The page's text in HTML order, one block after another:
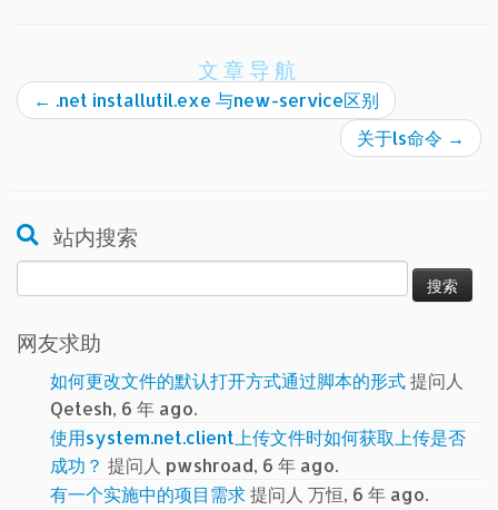
文章导航
← .net installutil.exe 与new-service区别
关于ls命令 →
站内搜索
索：
网友求助
如何更改文件的默认打开方式通过脚本的形式提问人
Qetesh, 6 年 ago.
使用system.net.client上传文件时如何获取上传是否
成功？ 提问人 pwshroad, 6 年 ago.
有一个实施中的项目需求提问人 万恒, 6 年 ago.